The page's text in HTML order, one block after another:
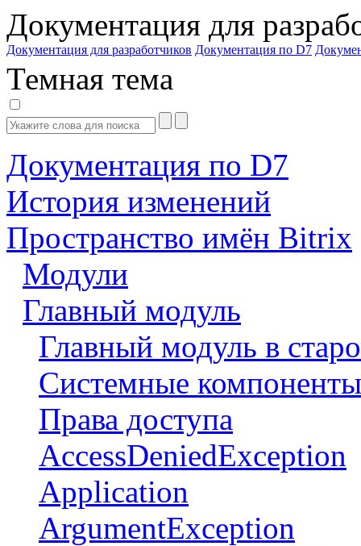
Документация для
Документация для разработчиков Документация по D7
Темная тема
Документация по D7
История изменений
Пространство имён Bitrix
Модули
Главный модуль
Главный модуль в
Системные компоненты
Права доступа
AccessDeniedException
Application
ArgumentException